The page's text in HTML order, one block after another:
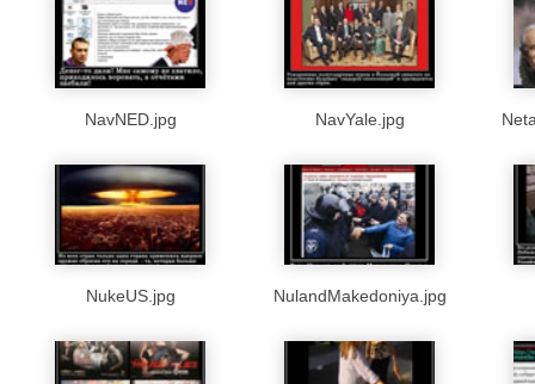
NavNED.jpg NavYale.jpg
NukeUS.jpg NulandMakedoniya.jpg